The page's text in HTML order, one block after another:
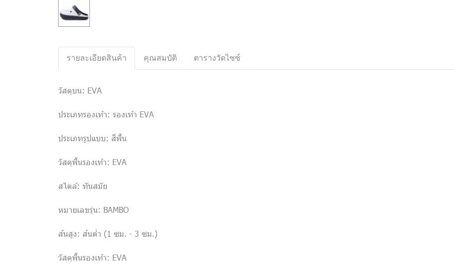
รายละเอียดสินค้า คุณสมบัติ ตารางวัดไซซ์
วัสดุบน: EVA
ประเภทรองเท้า: รองเท้า EVA
ประเภทรูปแบบ: สีพื้น
วัสดุพื้นรองเท้า: EVA
สไตล์: ทันสมัย
หมายเลขรุ่น: BAMBO
ส้นสูง: ส้นต่ำ (1 ซม. - 3 ซม.)
วัสดุพื้นรองเท้า: EVA